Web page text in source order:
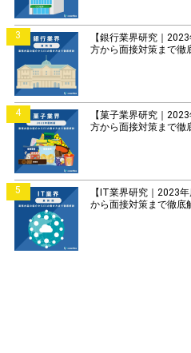
3
【銀行業界研究｜
方から面接対策まで徹
4
【菓子業界研究｜
方から面接対策まで徹
5
【IT業界研究｜2023
から面接対策まで徹底